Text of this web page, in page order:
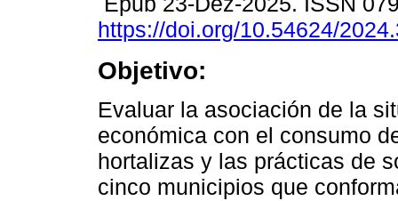
https://doi.org/10.54624/
Objetivo:
Evaluar la asociación de la
económica con el consumo
hortalizas y las prácticas de
cinco municipios que